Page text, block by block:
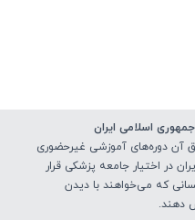
اسلامی ایران
آن دوره‌های آموزشی غیرحضوری
در اختیار جامعه پزشکی قرار
که می‌خواهند با دیدن
دهند.